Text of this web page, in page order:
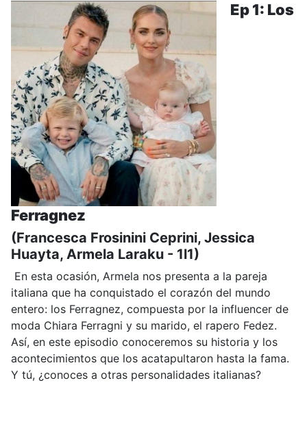
Ep 1: Los
Ferragnez
(Francesca Frosinini Ceprini, Jessica
Huayta, Armela Laraku - 1l1)
En esta ocasión, Armela nos presenta a la pareja
italiana que ha conquistado el corazón del mundo
entero: los Ferragnez, compuesta por la influencer de
moda Chiara Ferragni y su marido, el rapero Fedez.
Así, en este episodio conoceremos su historia y los
acontecimientos que los acatapultaron hasta la fama.
Y tú, ¿conoces a otras personalidades italianas?